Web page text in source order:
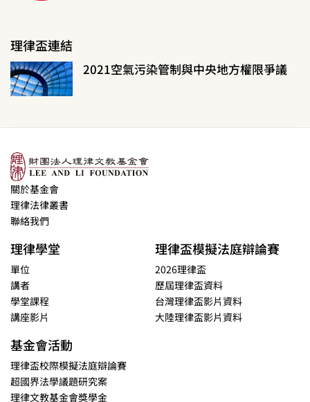
理律盃連結
2021空氣污染管制與中央地方權限爭議
關於基金會
理律法律叢書
聯絡我們
理律學堂
單位
講者
學堂課程
講座影片
理律盃模擬法庭辯論賽
2026理律盃
歷屆理律盃資料
台灣理律盃影片資料
大陸理律盃影片資料
基金會活動
理律盃校際模擬法庭辯論賽
超國界法學議題研究案
理律文教基金會獎學金